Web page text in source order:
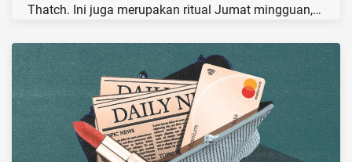
Thatch. Ini juga merupakan ritual Jumat mingguan,…